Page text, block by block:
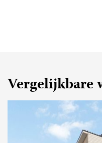
Vergelijkbare